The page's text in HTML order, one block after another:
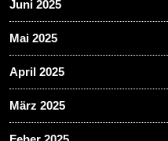
Juni 2025
Mai 2025
April 2025
März 2025